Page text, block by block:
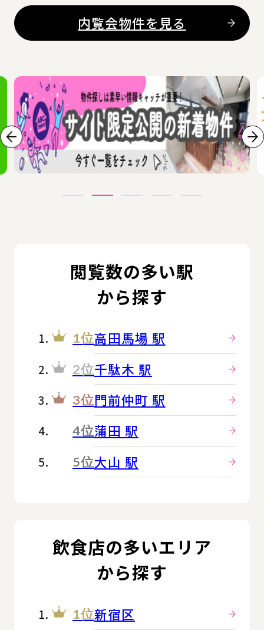
内覧会物件を見る
閲覧数の多い駅
から探す
1位高田馬場 駅
2位千駄木 駅
3位門前仲町 駅
4位蒲田 駅
5位大山 駅
飲食店の多いエリア
から探す
1位新宿区